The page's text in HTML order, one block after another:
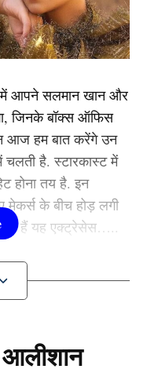
फॉर्म किसी से छुपी नहीं
न्यूजीलैंड के
फ्लॉप साबित हुए थे।
शानदार हैं, लेकिन
(Retirement) लेने के
के रिश्ते में आई दरार,
VIDEO
में आपने सलमान खान और
जिनके बॉक्स ऑफिस
आज हम बात करेंगे उन
चलती है. स्टारकास्ट में
होना तय है. इन
के बीच होड़ लगी
हैं यह एक्ट्रेसेस…..
हसीनाएं?